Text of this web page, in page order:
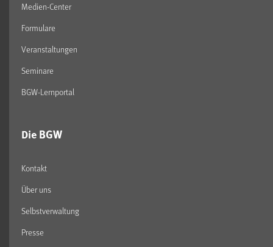
Medien-Center
Formulare
Veranstaltungen
Seminare
BGW-Lernportal
Die BGW
Kontakt
Über uns
Selbstverwaltung
Presse